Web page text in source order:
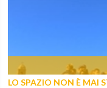
LO SPAZIO NON È MAI